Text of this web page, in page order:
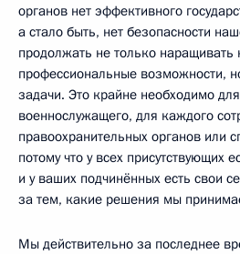
органов нет эффективного
а стало быть, нет безопасности
продолжать не только наращивать
профессиональные возможности,
задачи. Это крайне необходимо
военнослужащего, для каждого
правоохранительных органов или
потому что у всех присутствующих
и у ваших подчинённых есть свои
за тем, какие решения мы
Мы действительно за последнее